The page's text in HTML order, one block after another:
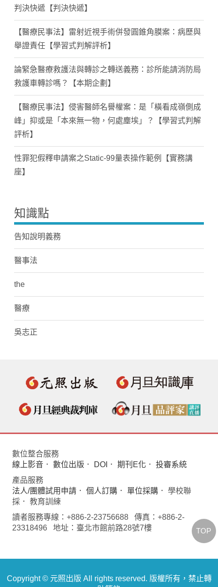
判決快遞【判決快遞】
【醫療民事法】雷射近視手術併發圓錐角膜案：病歷與
舉證責任【學習式判解評析】
論緊急醫療救護法與轉診之轉送義務：診所能請消防局
救護車轉診嗎？【本期企劃】
【醫療民事法】侵害醫師名譽權案：是「橫看成嶺側成
峰」抑或是「本來無一物，何處塵埃」？【學習式判解
評析】
性罪犯假釋申請案之Static-99量表操作範例【實務講
座】
知識點
告知說明義務
醫事法
the
醫療
吳志正
數位整合服務
線上影音 ． 數位出版 ． DOI ． 期刊E化 ． 投審系統
產品服務
法人/團體試用申請 ． 個人訂購 ． 單位採購 ． 學校聯
採． 教育訓練
讀者服務專線：+886-2-23756688 傳真：+886-2-
23318496 地址：臺北市館前路28號7樓
Copyright © 元照出版 All rights reserved. 版權所有，禁止轉
TOP